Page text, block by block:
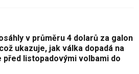
v průměru 4 dolarů za galon
ukazuje, jak válka dopadá na
listopadovými volbami do